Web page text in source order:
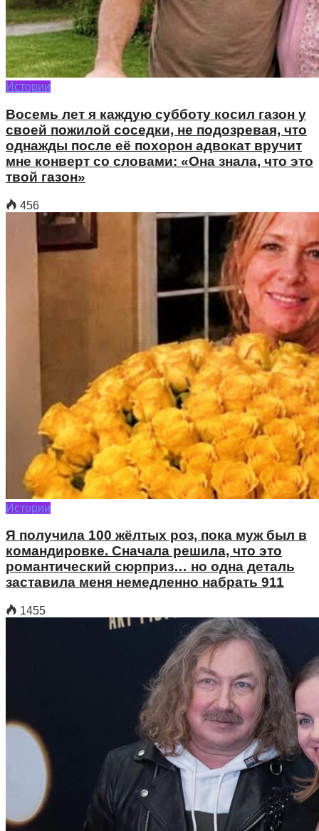
Истории
Восемь лет я каждую субботу косил газон у
своей пожилой соседки, не подозревая, что
однажды после её похорон адвокат вручит
мне конверт со словами: «Она знала, что это
твой газон»
456
Истории
Я получила 100 жёлтых роз, пока муж был в
командировке. Сначала решила, что это
романтический сюрприз… но одна деталь
заставила меня немедленно набрать 911
1455